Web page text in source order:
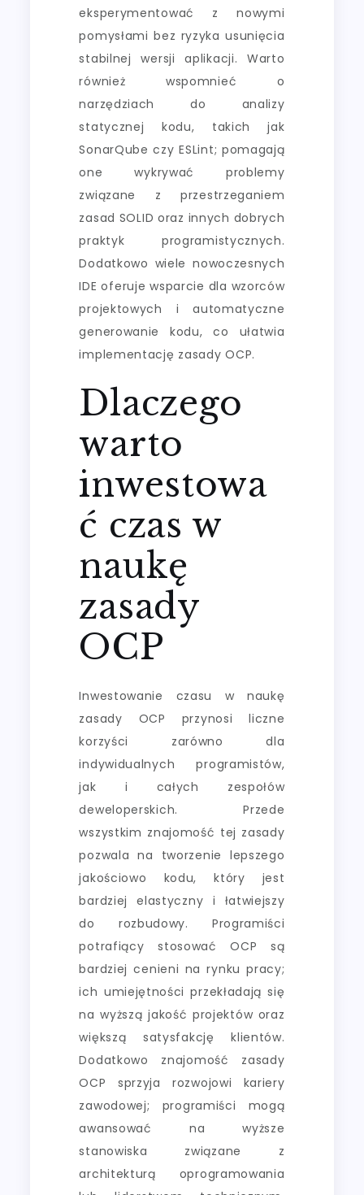
eksperymentować z nowymi
pomysłami bez ryzyka usunięcia
stabilnej wersji aplikacji. Warto
również wspomnieć o
narzędziach do analizy
statycznej kodu, takich jak
SonarQube czy ESLint; pomagają
one wykrywać problemy
związane z przestrzeganiem
zasad SOLID oraz innych dobrych
praktyk programistycznych.
Dodatkowo wiele nowoczesnych
IDE oferuje wsparcie dla wzorców
projektowych i automatyczne
generowanie kodu, co ułatwia
implementację zasady OCP.
Dlaczego
warto
inwestowa
ć czas w
naukę
zasady
OCP
Inwestowanie czasu w naukę
zasady OCP przynosi liczne
korzyści zarówno dla
indywidualnych programistów,
jak i całych zespołów
deweloperskich. Przede
wszystkim znajomość tej zasady
pozwala na tworzenie lepszego
jakościowo kodu, który jest
bardziej elastyczny i łatwiejszy
do rozbudowy. Programiści
potrafiący stosować OCP są
bardziej cenieni na rynku pracy;
ich umiejętności przekładają się
na wyższą jakość projektów oraz
większą satysfakcję klientów.
Dodatkowo znajomość zasady
OCP sprzyja rozwojowi kariery
zawodowej; programiści mogą
awansować na wyższe
stanowiska związane z
architekturą oprogramowania